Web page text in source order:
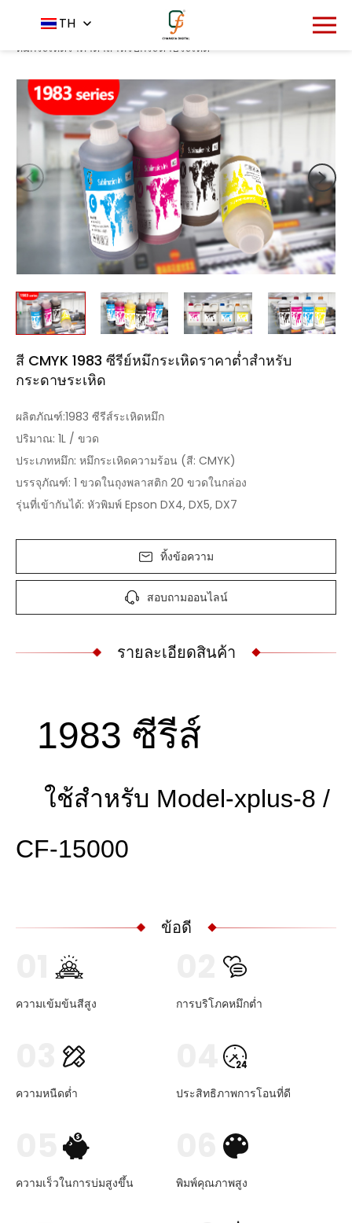
TH
หน้าหลัก หมึกระเหิด
สี CMYK 1983 ซีรีย์
หมึกระเหิดราคาต่ำสำหรับกระดาษระเหิด
สี CMYK 1983 ซีรีย์หมึกระเหิดราคาต่ำสำหรับ
กระดาษระเหิด
ผลิตภัณฑ์:1983 ซีรีส์ระเหิดหมึก
ปริมาณ: 1L / ขวด
ประเภทหมึก: หมึกระเหิดความร้อน (สี: CMYK)
บรรจุภัณฑ์: 1 ขวดในถุงพลาสติก 20 ขวดในกล่อง
รุ่นที่เข้ากันได้: หัวพิมพ์ Epson DX4, DX5, DX7
ทิ้งข้อความ
สอบถามออนไลน์
รายละเอียดสินค้า
1983 ซีรีส์
ใช้สำหรับ Model-xplus-8 /
CF-15000
ข้อดี
ความเข้มข้นสีสูง การบริโภคหมึกต่ำ
ความหนืดต่ำ ประสิทธิภาพการโอนที่ดี
ความเร็วในการบ่มสูงขึ้น พิมพ์คุณภาพสูง